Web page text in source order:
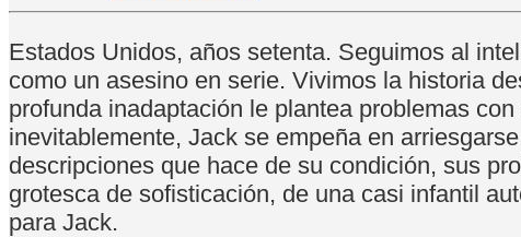
Estados Unidos, años setenta. Seguimos al
como un asesino en serie. Vivimos la historia
profunda inadaptación le plantea problemas
inevitablemente, Jack se empeña en
descripciones que hace de su condición, sus
grotesca de sofisticación, de una casi infantil
para Jack.